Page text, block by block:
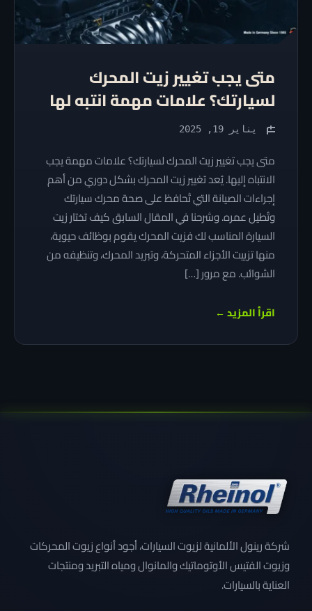
متى يجب تغيير زيت المحرك
لسيارتك؟ علامات مهمة انتبه لها
يناير 19, 2025
متى يجب تغيير زيت المحرك لسيارتك؟ علامات مهمة يجب
الانتباه إليها. يُعد تغيير زيت المحرك بشكل دوري من أهم
إجراءات الصيانة التي تُحافظ على صحة محرك سيارتك
وتُطيل عمره. وشرحنا في المقال السابق كيف تختار زيت
السيارة المناسب لك فزيت المحرك يقوم بوظائف حيوية،
منها تزييت الأجزاء المتحركة، وتبريد المحرك، وتنظيفه من
الشوائب. مع مرور […]
اقرأ المزيد ←
شركة رينول الألمانية لزيوت السيارات، أجود أنواع زيوت المحركات
وزيوت الفتيس الأوتوماتيك والمانوال ومياه التبريد ومنتجات
العناية بالسيارات.